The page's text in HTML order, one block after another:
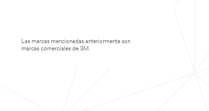
Las marcas mencionadas anteriormente son
marcas comerciales de 3M.